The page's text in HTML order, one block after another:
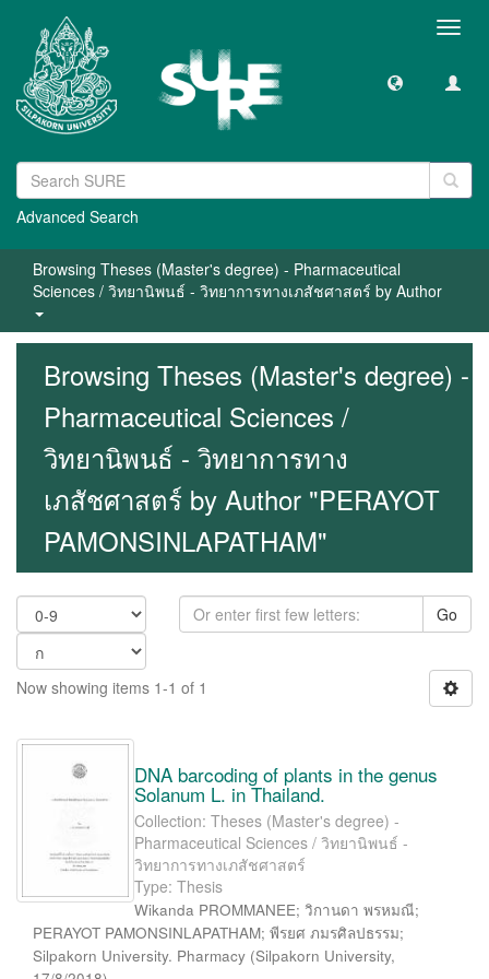
Advanced Search
Browsing Theses (Master's degree) - Pharmaceutical
Sciences / วิทยานิพนธ์ - วิทยาการทางเภสัชศาสตร์ by Author
Browsing Theses (Master's degree) -
Pharmaceutical Sciences /
วิทยานิพนธ์ - วิทยาการทาง
เภสัชศาสตร์ by Author "PERAYOT
PAMONSINLAPATHAM"
Go
Now showing items 1-1 of 1
DNA barcoding of plants in the genus
Solanum L. in Thailand.
Collection: Theses (Master's degree) -
Pharmaceutical Sciences / วิทยานิพนธ์ -
วิทยาการทางเภสัชศาสตร์
Type: Thesis
Wikanda PROMMANEE; วิกานดา พรหมณี;
PERAYOT PAMONSINLAPATHAM; พีรยศ ภมรศิลปธรรม;
Silpakorn University. Pharmacy (Silpakorn University,